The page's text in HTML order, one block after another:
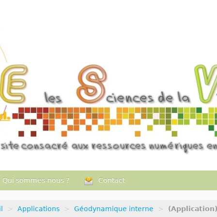
Qui sommes-nous ? Contact
> Applications > Géodynamique interne >